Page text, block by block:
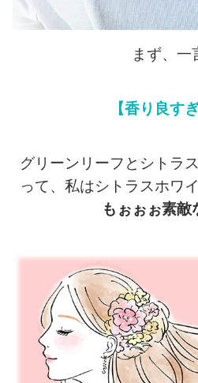
まず、一
【香り良す
グリーンリーフとシトラ
って、私はシトラスホワ
もぉぉぉ素敵